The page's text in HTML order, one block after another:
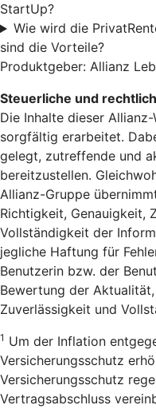
StartUp?
Wie wird die
sind die Vorteile?
Produktgeber: Allianz
Steuerliche und
Die Inhalte dieser
sorgfältig erarbeitet.
gelegt, zutreffende und
bereitzustellen.
Allianz-Gruppe
Richtigkeit, Genauigkeit,
Vollständigkeit der
jegliche Haftung für
Benutzerin bzw. der
Bewertung der
Zuverlässigkeit und
1 Um der Inflation
Versicherungsschutz
Versicherungsschutz
Vertragsabschluss